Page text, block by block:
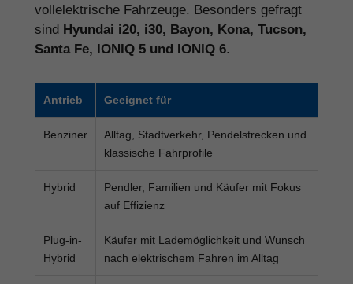
vollelektrische Fahrzeuge. Besonders gefragt
sind Hyundai i20, i30, Bayon, Kona, Tucson,
Santa Fe, IONIQ 5 und IONIQ 6.
Antrieb Geeignet für
Benziner
Alltag, Stadtverkehr, Pendelstrecken und
klassische Fahrprofile
Hybrid
Pendler, Familien und Käufer mit Fokus
auf Effizienz
Plug-in-
Hybrid
Käufer mit Lademöglichkeit und Wunsch
nach elektrischem Fahren im Alltag